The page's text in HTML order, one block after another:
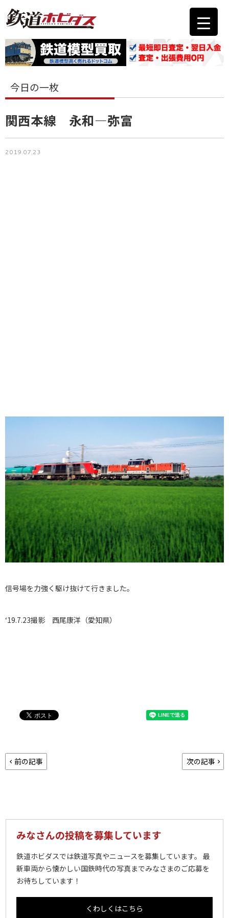
今日の一枚
関西本線 永和―弥富
2019.07.23
信号場を力強く駆け抜けて行きました。
‘19.7.23撮影 西尾康洋（愛知県）
前の記事 次の記事
みなさんの投稿を募集しています
鉄道ホビダスでは鉄道写真やニュースを募集しています。 最
新車両から懐かしい国鉄時代の写真までみなさまのご応募を
お待ちしています！
くわしくはこちら